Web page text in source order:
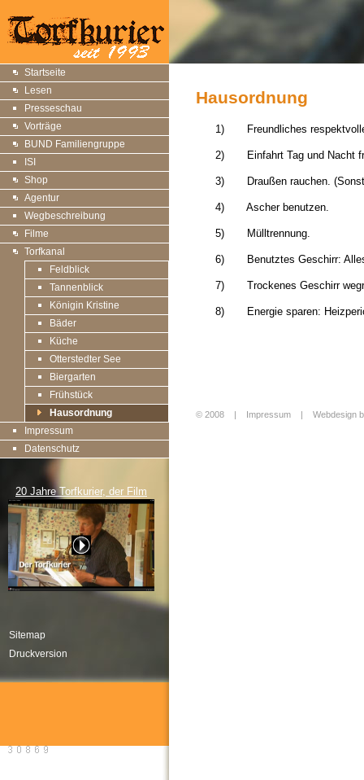
Startseite
Lesen
Presseschau
Vorträge
BUND Familiengruppe
ISI
Shop
Agentur
Wegbeschreibung
Filme
Torfkanal
Feldblick
Tannenblick
Königin Kristine
Bäder
Küche
Otterstedter See
Biergarten
Frühstück
Hausordnung
Impressum
Datenschutz
20 Jahre Torfkurier, der Film
Sitemap
Druckversion
Hausordnung
1) Freundliches
2) Einfahrt Tag und Nacht
3) Draußen rauchen.
4) Ascher benutzen.
5) Mülltrennung.
6) Benutztes Geschirr:
7) Trockenes Geschirr
8) Energie sparen:
© 2008 | Impressum Webdesign